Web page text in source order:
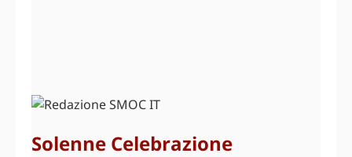
Solenne Celebrazione